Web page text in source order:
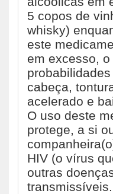
5 copos de
whisky)
este
em excesso,
cabeça,
acelerado e
O uso deste
protege, a si
HIV (o vírus
outras
transmissíveis.